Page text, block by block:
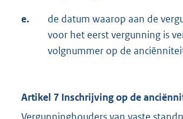
e.
de datum waarop aan de
voor het eerst vergunning is
volgnummer op de
Artikel 7 Inschrijving op de